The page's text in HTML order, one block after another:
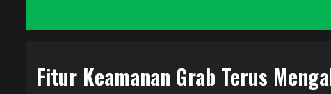
Fitur Keamanan Grab Terus